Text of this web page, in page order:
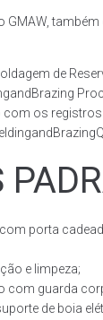
GMAW,
de
os
porta
e limpeza;
com guarda
de boia